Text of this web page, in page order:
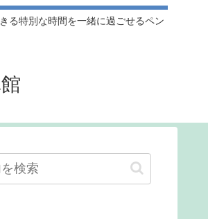
る特別な時間を一緒に過ごせるペン